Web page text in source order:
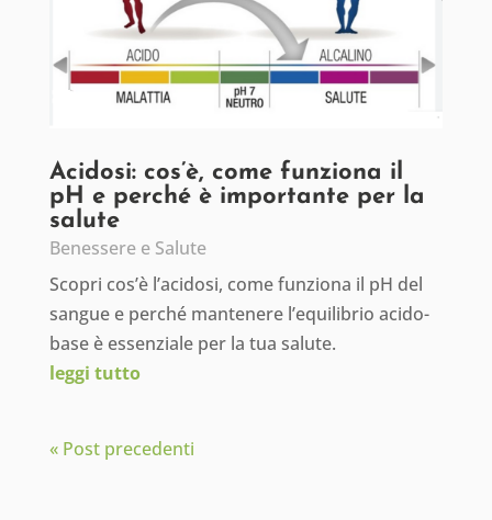
Acidosi: cos’è, come funziona il
pH e perché è importante per la
salute
Benessere e Salute
Scopri cos’è l’acidosi, come funziona il pH del
sangue e perché mantenere l’equilibrio acido-
base è essenziale per la tua salute.
leggi tutto
« Post precedenti